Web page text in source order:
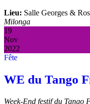
Lieu: Salle Georges &
Milonga
19
Nov
2022
Fête
WE du Tango
Week-End festif du Tango